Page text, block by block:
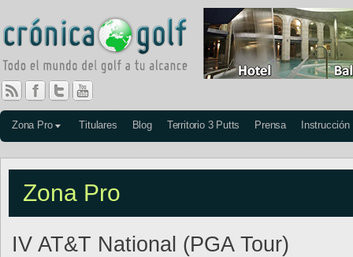
Zona Pro Titulares Blog Territorio 3 Putts Prensa Instrucción
Zona Pro
IV AT&T National (PGA Tour)